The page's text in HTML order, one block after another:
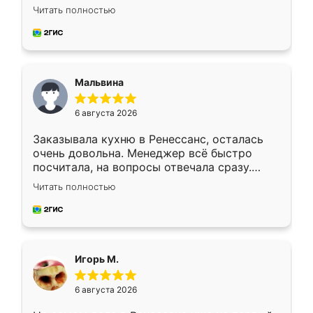
Ждал меньше месяца, сборщик с прямыми
руками. По цене вышло адекватно.
Рекомендую!
Читать полностью
Мальвина
6 августа 2026
Заказывала кухню в Ренессанс, осталась
очень довольна. Менеджер всё быстро
посчитала, на вопросы отвечала сразу.
Замерщик приехал в субботу, подошёл к
делу со всей ответственностью. Собрали
за день, ребята работали аккуратно, даже
Читать полностью
Игорь М.
6 августа 2026